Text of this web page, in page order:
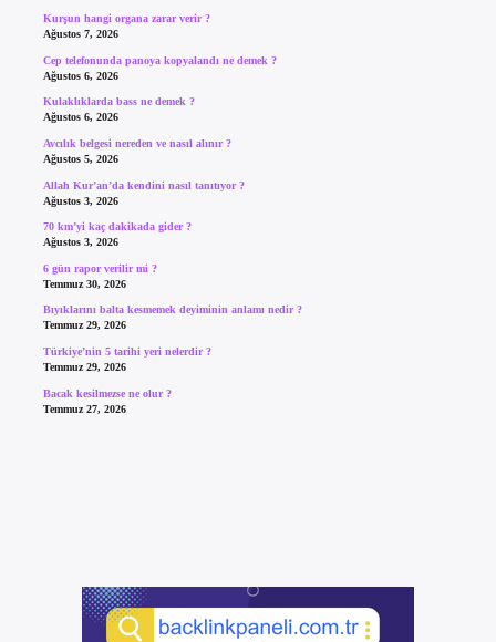
Kurşun hangi organa zarar verir ?
Ağustos 7, 2026
Cep telefonunda panoya kopyalandı ne demek ?
Ağustos 6, 2026
Kulaklıklarda bass ne demek ?
Ağustos 6, 2026
Avcılık belgesi nereden ve nasıl alınır ?
Ağustos 5, 2026
Allah Kur’an’da kendini nasıl tanıtıyor ?
Ağustos 3, 2026
70 km’yi kaç dakikada gider ?
Ağustos 3, 2026
6 gün rapor verilir mi ?
Temmuz 30, 2026
Bıyıklarını balta kesmemek deyiminin anlamı nedir ?
Temmuz 29, 2026
Türkiye’nin 5 tarihi yeri nelerdir ?
Temmuz 29, 2026
Bacak kesilmezse ne olur ?
Temmuz 27, 2026